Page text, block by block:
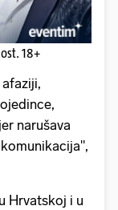
18+
narušava
Hrvatskoj i u